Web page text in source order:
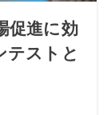
促進に効
テストと